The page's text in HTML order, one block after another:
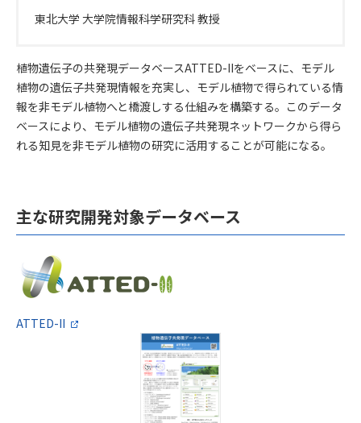
東北大学 大学院情報科学研究科 教授
研究開発の概要
植物遺伝子の共発現データベースATTED-IIをベースに、モデル
植物の遺伝子共発現情報を充実し、モデル植物で得られている情
報を非モデル植物へと橋渡しする仕組みを構築する。このデータ
ベースにより、モデル植物の遺伝子共発現ネットワークから得ら
れる知見を非モデル植物の研究に活用することが可能になる。
主な研究開発対象データベース
ATTED-II